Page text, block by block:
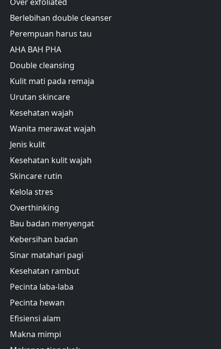
Berlebihan double cleanser
Perempuan harus tau
AHA BAH PHA
Double cleansing
Kulit mati pada remaja
Urutan skincare
Kesehatan wajah
Wanita merawat wajah
Jenis kulit
Kesehatan kulit wajah
Skincare rutin
Kelola stres
Overthinking
Bau badan menyengat
Kebersihan badan
Sinar matahari pagi
Kesehatan rambut
Pecinta laba-laba
Pecinta hewan
Efisiensi alam
Makna mimpi